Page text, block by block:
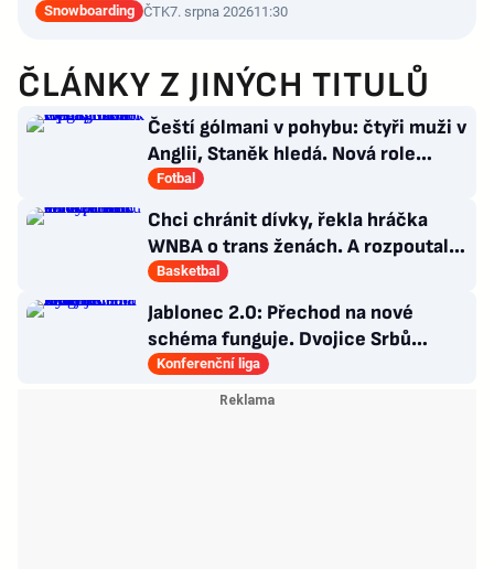
Snowboarding ČTK7. srpna 202611:30
ČLÁNKY Z JINÝCH TITULŮ
Čeští gólmani v pohybu: čtyři muži v
Anglii, Staněk hledá. Nová role
Kinského
Fotbal
Chci chránit dívky, řekla hráčka
WNBA o trans ženách. A rozpoutala
kulturní válku
Basketbal
Jablonec 2.0: Přechod na nové
schéma funguje. Dvojice Srbů
klíčem k modernímu stylu
Konferenční liga